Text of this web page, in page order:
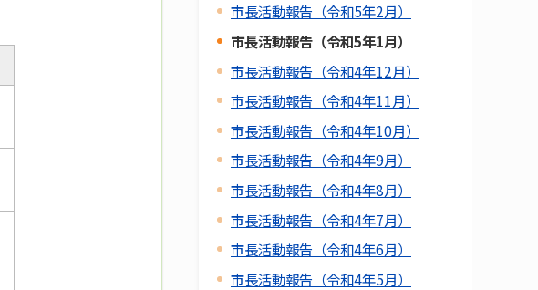
市長活動報告（令和5年2月）
市長活動報告（令和5年1月）
市長活動報告（令和4年12月）
市長活動報告（令和4年11月）
市長活動報告（令和4年10月）
市長活動報告（令和4年9月）
市長活動報告（令和4年8月）
市長活動報告（令和4年7月）
市長活動報告（令和4年6月）
市長活動報告（令和4年5月）